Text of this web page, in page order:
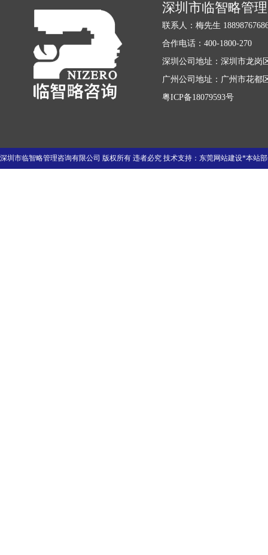
深圳市临智略管
联系人：梅先生
合作电话：400-1800-270
深圳公司地址：深圳市龙岗
广州公司地址：广州市花都
粤ICP备18079593号
深圳市临智略管理咨询有限公司 版权所有 违者必究 技术支持： 东莞网站建设*本站